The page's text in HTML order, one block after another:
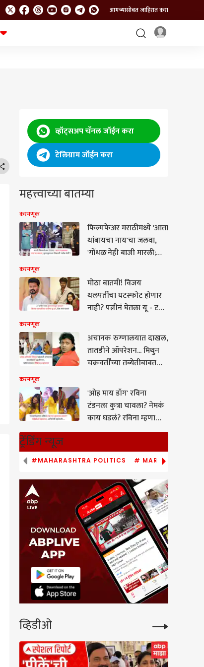
आमच्यासोबत जाहिरात करा
2 /6
अभिनेत्री रसिका सुनील हिने देखील अशाच खास आणि
व्हॉट्सअप चॅनल जॉईन करा
टेलिग्राम जॉईन करा
महत्त्वाच्या बातम्या
करमणूक
फिल्मफेअर मराठीमध्ये 'आता
थांबायचा नाय'चा जलवा,
'गोंधळ'नेही बाजी मारली;
करमणूक
मोठा बातमी! विजय
थलपतींचा घटस्फोट होणार
नाही? पत्नीनं घेतला यू - टर्न,
करमणूक
अचानक रुग्णालयात दाखल,
तातडीने ऑपरेशन... मिथुन
चक्रवर्तींच्या तब्येतीबाबत
मुख्यमंत्र्यांनी घेतली भेट
करमणूक
'ओह माय डॉग' रविना
टंडनला कुत्रा चावला? नेमकं
काय घडलं? रविना म्हणाली...
VIDEO
ट्रेंडिंग न्यूज
#MAHARASHTRA POLITICS # MARATHI NEWS
व्हिडीओ